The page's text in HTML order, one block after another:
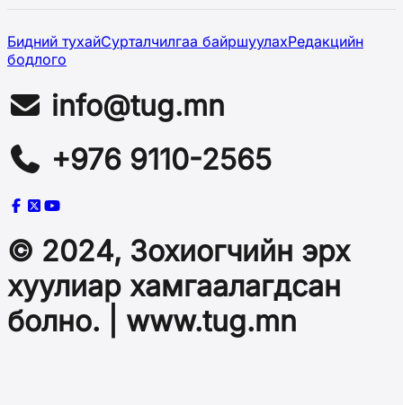
Бидний тухайСурталчилгаа байршуулахРедакцийн
бодлого
info@tug.mn
+976 9110-2565
© 2024, Зохиогчийн эрх
хуулиар хамгаалагдсан
болно. | www.tug.mn